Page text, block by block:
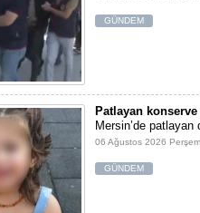
GÜNDEM
Patlayan konserve
Mersin’de
06 Ağustos 2026
GÜNDEM